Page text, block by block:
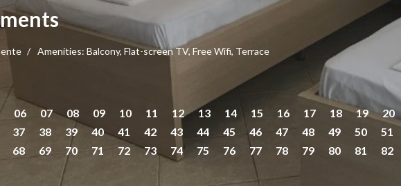
Amenities:Air conditioning,Balcony,Beachfront,Flat-screen TV Free Wifi Terrace
06 07 08 09 10 11 12 13 14 15 16 17 18 19 20
37 38 39 40 41 42 43 44 45 46 47 48 49 50 51
68 69 70 71 72 73 74 75 76 77 78 79 80 81 82